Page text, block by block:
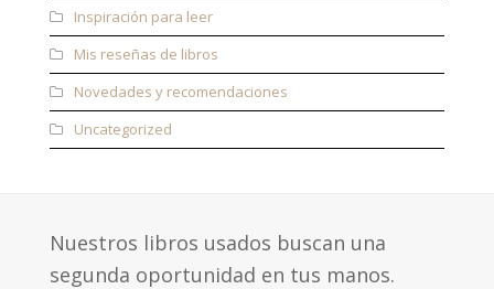
Inspiración para leer
Mis reseñas de libros
Novedades y recomendaciones
Uncategorized
Nuestros libros usados buscan una
segunda oportunidad en tus manos.